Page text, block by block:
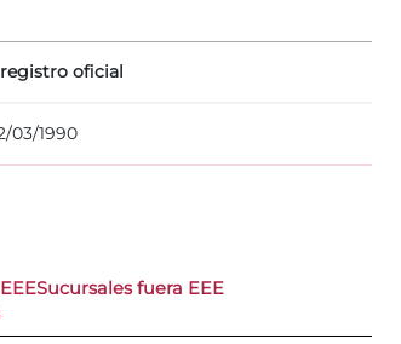
oficial
03/1990
Sucursales fuera EEE